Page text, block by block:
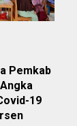
Pemkab
19